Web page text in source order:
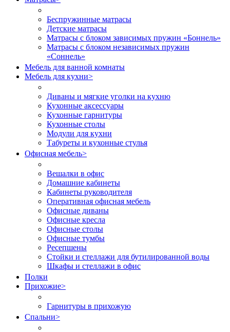
Беспружинные матрасы
Детские матрасы
Матрасы с блоком зависимых пружин «Боннель»
Матрасы с блоком независимых пружин
«Соннель»
Мебель для ванной комнаты
Мебель для кухни>
Диваны и мягкие уголки на кухню
Кухонные аксессуары
Кухонные гарнитуры
Кухонные столы
Модули для кухни
Табуреты и кухонные стулья
Офисная мебель>
Вешалки в офис
Домашние кабинеты
Кабинеты руководителя
Оперативная офисная мебель
Офисные диваны
Офисные кресла
Офисные столы
Офисные тумбы
Ресепшены
Стойки и стеллажи для бутилированной воды
Шкафы и стеллажи в офис
Полки
Прихожие>
Гарнитуры в прихожую
Спальни>